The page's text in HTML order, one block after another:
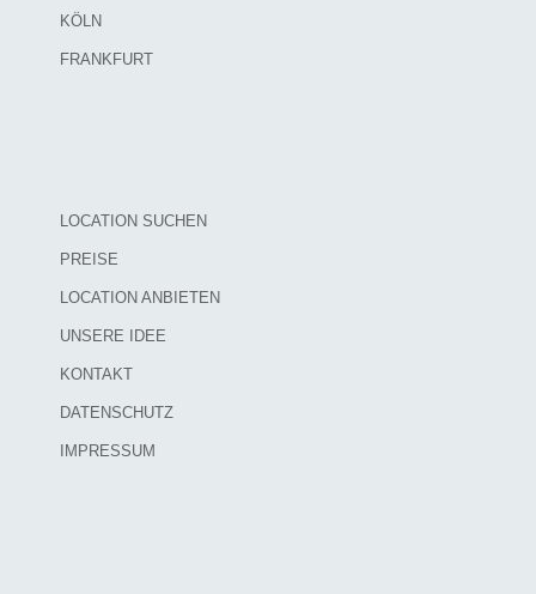
KÖLN
FRANKFURT
LOCATION SUCHEN
PREISE
LOCATION ANBIETEN
UNSERE IDEE
KONTAKT
DATENSCHUTZ
IMPRESSUM